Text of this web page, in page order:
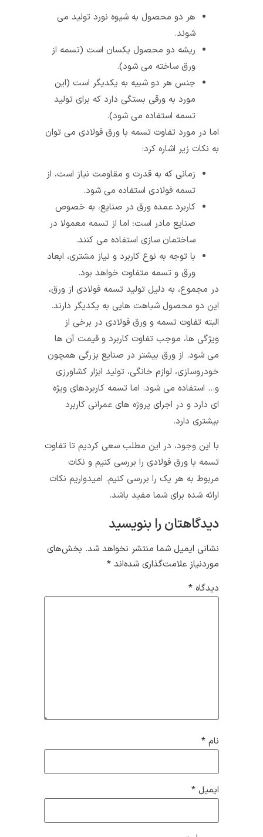
هر دو محصول به شیوه نورد تولید می
ریشه دو محصول یکسان است (تسمه از
ورق ساخته می شود).
جنس هر دو شبیه به یکدیگر است (این
مورد به ورقی بستگی دارد که برای تولید
تسمه استفاده می شود).
اما در مورد تفاوت تسمه با ورق فولادی می توان
به نکات زیر اشاره کرد:
زمانی‌ که به قدرت و مقاومت نیاز است، از
تسمه فولادی استفاده می شود.
کاربرد عمده ورق در صنایع، به خصوص
صنایع مادر است؛ اما از تسمه معمولا در
ساختمان سازی استفاده می کنند.
با توجه به نوع کاربرد و نیاز مشتری، ابعاد
ورق و تسمه متفاوت خواهد بود.
در مجموع، به دلیل تولید تسمه فولادی از ورق،
این دو محصول شباهت هایی به یکدیگر دارند.
البته تفاوت تسمه و ورق فولادی در برخی از
ویژگی ها، موجب تفاوت کاربرد و قیمت آن ها
می شود. از ورق بیشتر در صنایع بزرگی همچون
خودروسازی، لوازم خانگی، تولید ابزار کشاورزی
و… استفاده می شود. اما تسمه کاربردهای ویژه
ای دارد و در اجرای پروژه های عمرانی کاربرد
بیشتری دارد.
با این وجود، در این مطلب سعی کردیم تا تفاوت
تسمه با ورق فولادی را بررسی کنیم و نکات
مربوط به هر یک را بررسی کنیم. امیدواریم نکات
ارائه شده برای شما مفید باشد.
دیدگاهتان را بنویسید
نشانی ایمیل شما منتشر نخواهد شد. بخش‌های
موردنیاز علامت‌گذاری شده‌اند*